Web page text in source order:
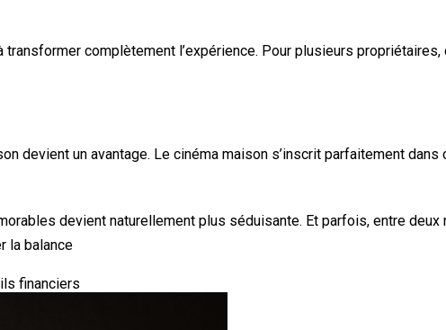
complètement l’expérience. Pour plusieurs propriétaires,
devient un avantage. Le cinéma maison s’inscrit parfaitement dans
devient naturellement plus séduisante. Et parfois, entre deux
la balance
financiers